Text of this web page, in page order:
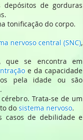
de gorduras
tonificação do corpo.
nervoso central (SNC),
que se encontra em
e da capacidade
pela idade ou são
Trata-se de um
do sistema nervoso.
casos de debilidade e